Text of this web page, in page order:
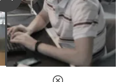
táctil
enseñar y
mejora la
de los